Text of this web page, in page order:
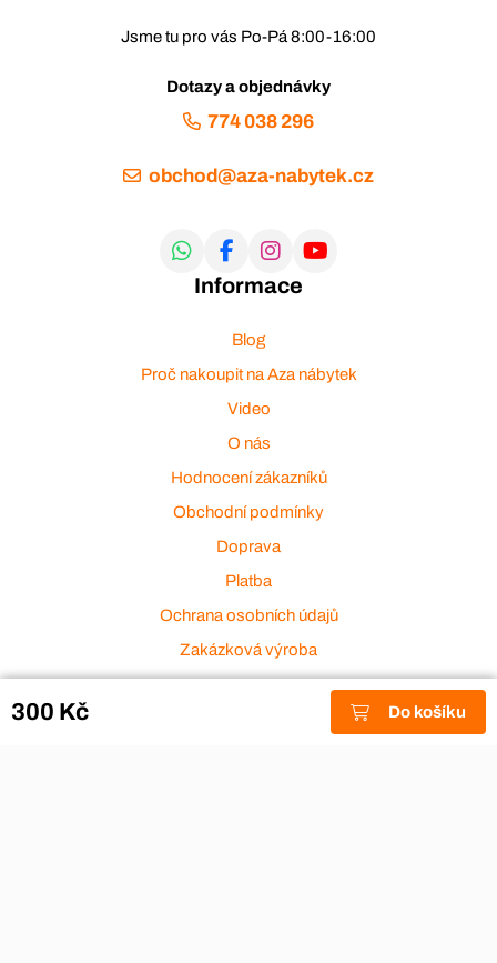
300 Kč Do košíku
Jsme tu pro vás Po-Pá 8:00-16:00
Dotazy a objednávky
774 038 296
obchod@aza-nabytek.cz
Informace
Blog
Proč nakoupit na Aza nábytek
Video
O nás
Hodnocení zákazníků
Obchodní podmínky
Doprava
Platba
Ochrana osobních údajů
Zakázková výroba
Zákaznický servis